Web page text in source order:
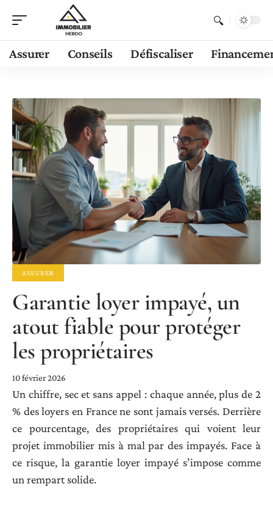
Assurer Conseils Défiscaliser
ASSURER
Garantie loyer impayé, un
atout fiable pour protéger
les propriétaires
10 février 2026
Un chiffre, sec et sans appel : chaque année, plus de 2
% des loyers en France ne sont jamais versés. Derrière
ce pourcentage, des propriétaires qui voient leur
projet immobilier mis à mal par des impayés. Face à
ce risque, la garantie loyer impayé s’impose comme
un rempart solide.